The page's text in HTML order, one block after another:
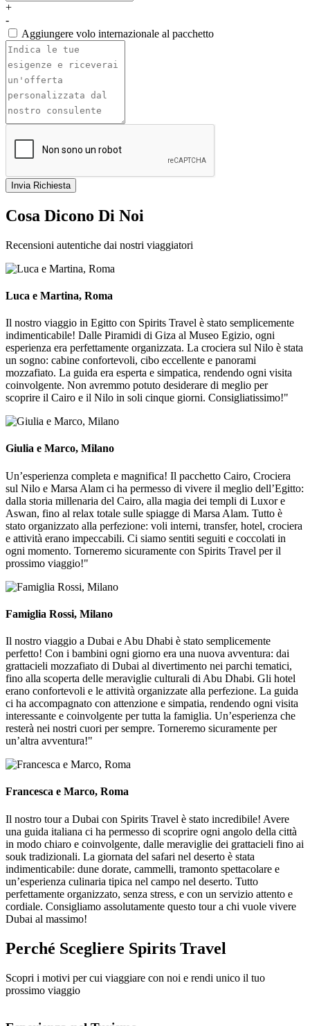
+
-
Aggiungere volo internazionale al pacchetto
Invia Richiesta
Cosa Dicono Di Noi
Recensioni autentiche dai nostri viaggiatori
Luca e Martina, Roma
Il nostro viaggio in Egitto con Spirits Travel è stato semplicemente
indimenticabile! Dalle Piramidi di Giza al Museo Egizio, ogni
esperienza era perfettamente organizzata. La crociera sul Nilo è stata
un sogno: cabine confortevoli, cibo eccellente e panorami
mozzafiato. La guida era esperta e simpatica, rendendo ogni visita
coinvolgente. Non avremmo potuto desiderare di meglio per
scoprire il Cairo e il Nilo in soli cinque giorni. Consigliatissimo!"
Giulia e Marco, Milano
Un’esperienza completa e magnifica! Il pacchetto Cairo, Crociera
sul Nilo e Marsa Alam ci ha permesso di vivere il meglio dell’Egitto:
dalla storia millenaria del Cairo, alla magia dei templi di Luxor e
Aswan, fino al relax totale sulle spiagge di Marsa Alam. Tutto è
stato organizzato alla perfezione: voli interni, transfer, hotel, crociera
e attività erano impeccabili. Ci siamo sentiti seguiti e coccolati in
ogni momento. Torneremo sicuramente con Spirits Travel per il
prossimo viaggio!"
Famiglia Rossi, Milano
Il nostro viaggio a Dubai e Abu Dhabi è stato semplicemente
perfetto! Con i bambini ogni giorno era una nuova avventura: dai
grattacieli mozzafiato di Dubai al divertimento nei parchi tematici,
fino alla scoperta delle meraviglie culturali di Abu Dhabi. Gli hotel
erano confortevoli e le attività organizzate alla perfezione. La guida
ci ha accompagnato con attenzione e simpatia, rendendo ogni visita
interessante e coinvolgente per tutta la famiglia. Un’esperienza che
resterà nei nostri cuori per sempre. Torneremo sicuramente per
un’altra avventura!"
Francesca e Marco, Roma
Il nostro tour a Dubai con Spirits Travel è stato incredibile! Avere
una guida italiana ci ha permesso di scoprire ogni angolo della città
in modo chiaro e coinvolgente, dalle meraviglie dei grattacieli fino ai
souk tradizionali. La giornata del safari nel deserto è stata
indimenticabile: dune dorate, cammelli, tramonto spettacolare e
un’esperienza culinaria tipica nel campo nel deserto. Tutto
perfettamente organizzato, senza stress, e con un servizio attento e
cordiale. Consigliamo assolutamente questo tour a chi vuole vivere
Dubai al massimo!
Perché Scegliere Spirits Travel
Scopri i motivi per cui viaggiare con noi e rendi unico il tuo
prossimo viaggio